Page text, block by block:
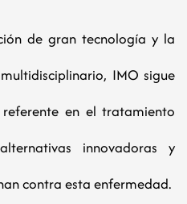
de gran tecnología y la
IMO sigue
en el tratamiento
innovadoras y
contra esta enfermedad.